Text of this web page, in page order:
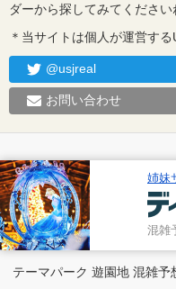
ダーから探してみてください
＊当サイトは個人が運営する
@usjreal
お問い合わせ
姉妹
混雑
テーマパーク 遊園地 混雑予